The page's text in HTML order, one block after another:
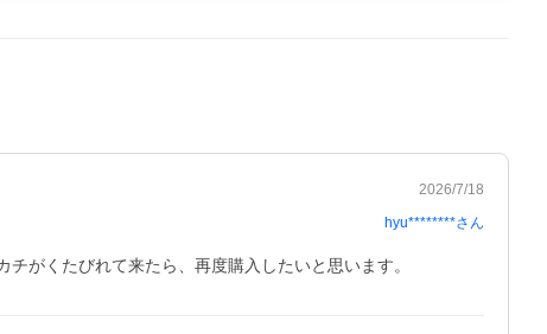
2026/7/18
hyu********さん
がくたびれて来たら、再度購入したいと思います。